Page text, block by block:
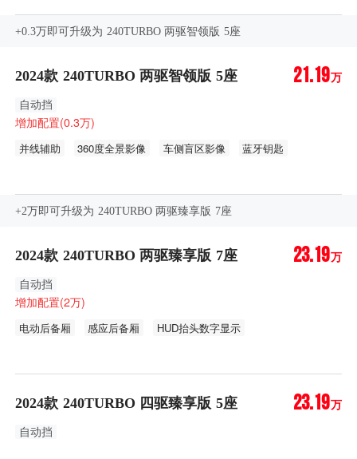
+0.3万即可升级为 240TURBO 两驱智领版 5座
2024款 240TURBO 两驱智领版 5座 21.19万
自动挡
增加配置(0.3万)
并线辅助 360度全景影像 车侧盲区影像
蓝牙钥匙
+2万即可升级为 240TURBO 两驱臻享版 7座
2024款 240TURBO 两驱臻享版 7座 23.19万
自动挡
增加配置(2万)
电动后备厢 感应后备厢
HUD抬头数字显示
2024款 240TURBO 四驱臻享版 5座 23.19万
自动挡